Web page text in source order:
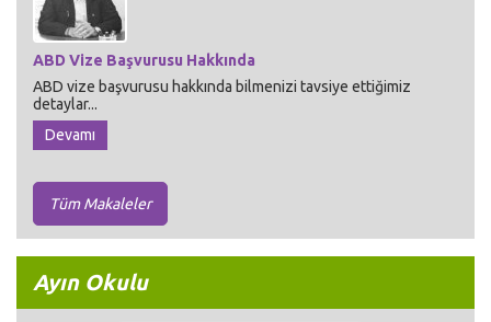
ABD Vize Başvurusu Hakkında
ABD vize başvurusu hakkında bilmenizi tavsiye ettiğimiz
detaylar...
Devamı
Tüm Makaleler
Ayın Okulu